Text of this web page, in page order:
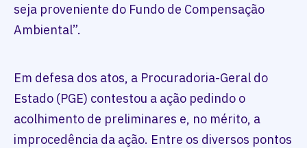
seja proveniente do Fundo de Compensação
Ambiental”.
Em defesa dos atos, a Procuradoria-Geral do
Estado (PGE) contestou a ação pedindo o
acolhimento de preliminares e, no mérito, a
improcedência da ação. Entre os diversos pontos